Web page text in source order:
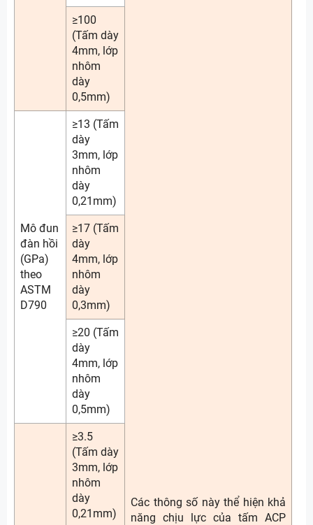
Các thông số này thể hiện khả
năng chịu lực của tấm ACP
≥100
(Tấm dày
4mm, lớp
nhôm
dày
0,5mm)
Mô đun
đàn hồi
(GPa)
theo
ASTM
D790
≥13 (Tấm
dày
3mm, lớp
nhôm
dày
0,21mm)
≥17 (Tấm
dày
4mm, lớp
nhôm
dày
0,3mm)
≥20 (Tấm
dày
4mm, lớp
nhôm
dày
0,5mm)
≥3.5
(Tấm dày
3mm, lớp
nhôm
dày
0,21mm)